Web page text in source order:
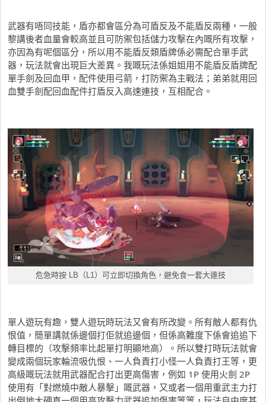
武器有唔同技能，盾亦都會區分為可盾反及不能盾反兩種，一般
黎講後者血量會較高並且可防禦包括儲力攻擊在內嘅所有攻擊，
亦因為有呢個區分，所以用不能盾反類盾牌係必需配合單手武
器，玩法就會出現巨大差異。我嘅玩法係姐姐用不能盾反盾牌配
單手劍及回血甲，配件使用弓箭，打防禦為主戰法；弟弟就用回
血雙手劍配回血配件打盾反入高速連技，互相配合。
危急時按 LB（L1）可立即切換角色，避免食一套大連技
單人遊玩有趣，雙人遊玩時玩法又會有所改變。所有敵人都有仇
恨值，簡單講就係邊個打佢就追邊個，但係高難度下係會追追下
轉目標的（攻擊頻率比起單打明顯地高）。所以雙打時玩法就會
變成兩個玩家輪流吸仇恨、一人負責打小怪一人負責打王等，更
高級嘅玩法就用武器配合打出更高傷害，例如 1P 使用火劍 2P
使用有「對燃燒中敵人暴擊」嘅武器，又或者一個用重武主力打